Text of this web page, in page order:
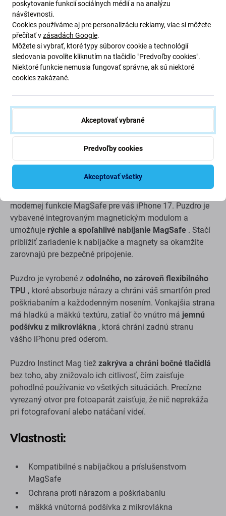
Popis a špecifikácia Doprava a vrátenie
Puzdro SBS Instinct Mag pre iPhone 17,
kompatibilné s MagSafe, červené
Puzdro SBS Instinct Magje navrhnuté tak, aby
modernej funkcie MagSafe pre váš iPhone 17. Puzdro je
vybavené integrovaným magnetickým modulom a
umožňuje rýchle a spoľahlivé nabíjanie MagSafe . Stačí
priblížiť zariadenie k nabíjačke a magnety sa okamžite
zarovnajú pre bezpečné pripojenie.
Puzdro je vyrobené z odolného, ​​no zároveň flexibilného
TPU , ktoré absorbuje nárazy a chráni váš smartfón pred
poškriabaním a každodenným nosením. Vonkajšia strana
má hladkú a mäkkú textúru, zatiaľ čo vnútro má jemnú
podšívku z mikrovlákna , ktorá chráni zadnú stranu
vášho iPhonu pred oderom.
Puzdro Instinct Mag tiež zakrýva a chráni bočné tlačidlá
bez toho, aby znižovalo ich citlivosť, čím zaisťuje
pohodlné používanie vo všetkých situáciách. Precízne
vyrezaný otvor pre fotoaparát zaisťuje, že nič neprekáža
pri fotografovaní alebo natáčaní videí.
Vlastnosti:
Kompatibilné s nabíjačkou a príslušenstvom
MagSafe
Ochrana proti nárazom a poškriabaniu
mäkká vnútorná podšívka z mikrovlákna
poskytovanie funkcií sociálnych médií a na analýzu
návštevnosti.
Cookies používáme aj pre personalizáciu reklamy, viac si môžete
přečítať vzásadách Google.
Môžete si vybrať, ktoré typy súborov cookie a technológií
sledovania povolíte kliknutím na tlačidlo "Predvoľby cookies".
Niektoré funkcie nemusia fungovať správne, ak sú niektoré
cookies zakázané.
Akceptovať vybrané
Predvoľby cookies
Akceptovať všetky